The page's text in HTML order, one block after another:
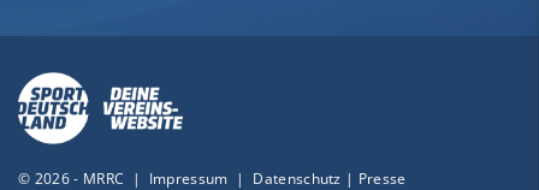
© 2026 - MRRC | Impressum | Datenschutz | Presse